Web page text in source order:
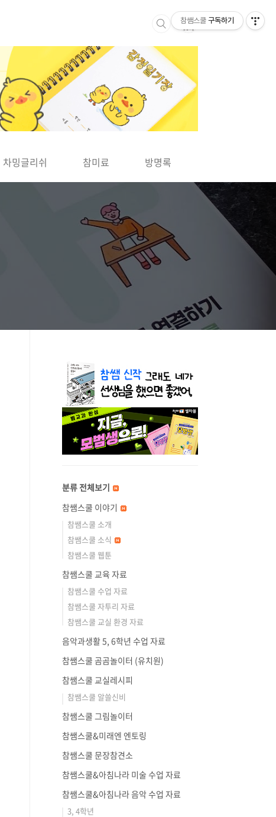
▶
차밍글리쉬 참미료 방명록
분류 전체보기
참쌤스쿨 이야기
참쌤스쿨 소개
참쌤스쿨 소식
참쌤스쿨 웹툰
참쌤스쿨 교육 자료
참쌤스쿨 수업 자료
참쌤스쿨 자투리 자료
참쌤스쿨 교실 환경 자료
음악과생활 5, 6학년 수업 자료
참쌤스쿨 곰곰놀이터 (유치원)
참쌤스쿨 교실레시피
참쌤스쿨 알쓸신비
참쌤스쿨 그림놀이터
참쌤스쿨&미래엔 엔토링
참쌤스쿨 문장참견소
참쌤스쿨&아침나라 미술 수업 자료
참쌤스쿨&아침나라 음악 수업 자료
3, 4학년
참쌤스쿨 구독하기